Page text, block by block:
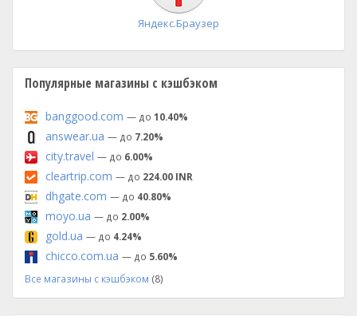
Яндекс.Браузер
Популярные магазины с кэшбэком
banggood.com — до 10.40%
answear.ua — до 7.20%
city.travel — до 6.00%
cleartrip.com — до 224.00 INR
dhgate.com — до 40.80%
moyo.ua — до 2.00%
gold.ua — до 4.24%
chicco.com.ua — до 5.60%
Все магазины с кэшбэком (8)